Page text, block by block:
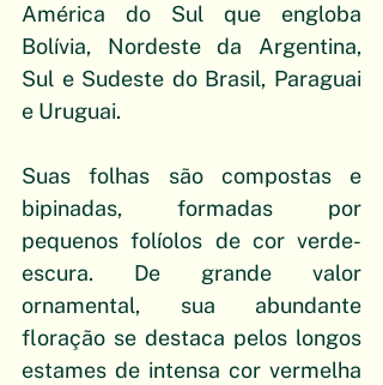
América do Sul que engloba
Bolívia, Nordeste da Argentina,
Sul e Sudeste do Brasil, Paraguai
e Uruguai.
Suas folhas são compostas e
bipinadas, formadas por
pequenos folíolos de cor verde-
escura. De grande valor
ornamental, sua abundante
floração se destaca pelos longos
estames de intensa cor vermelha